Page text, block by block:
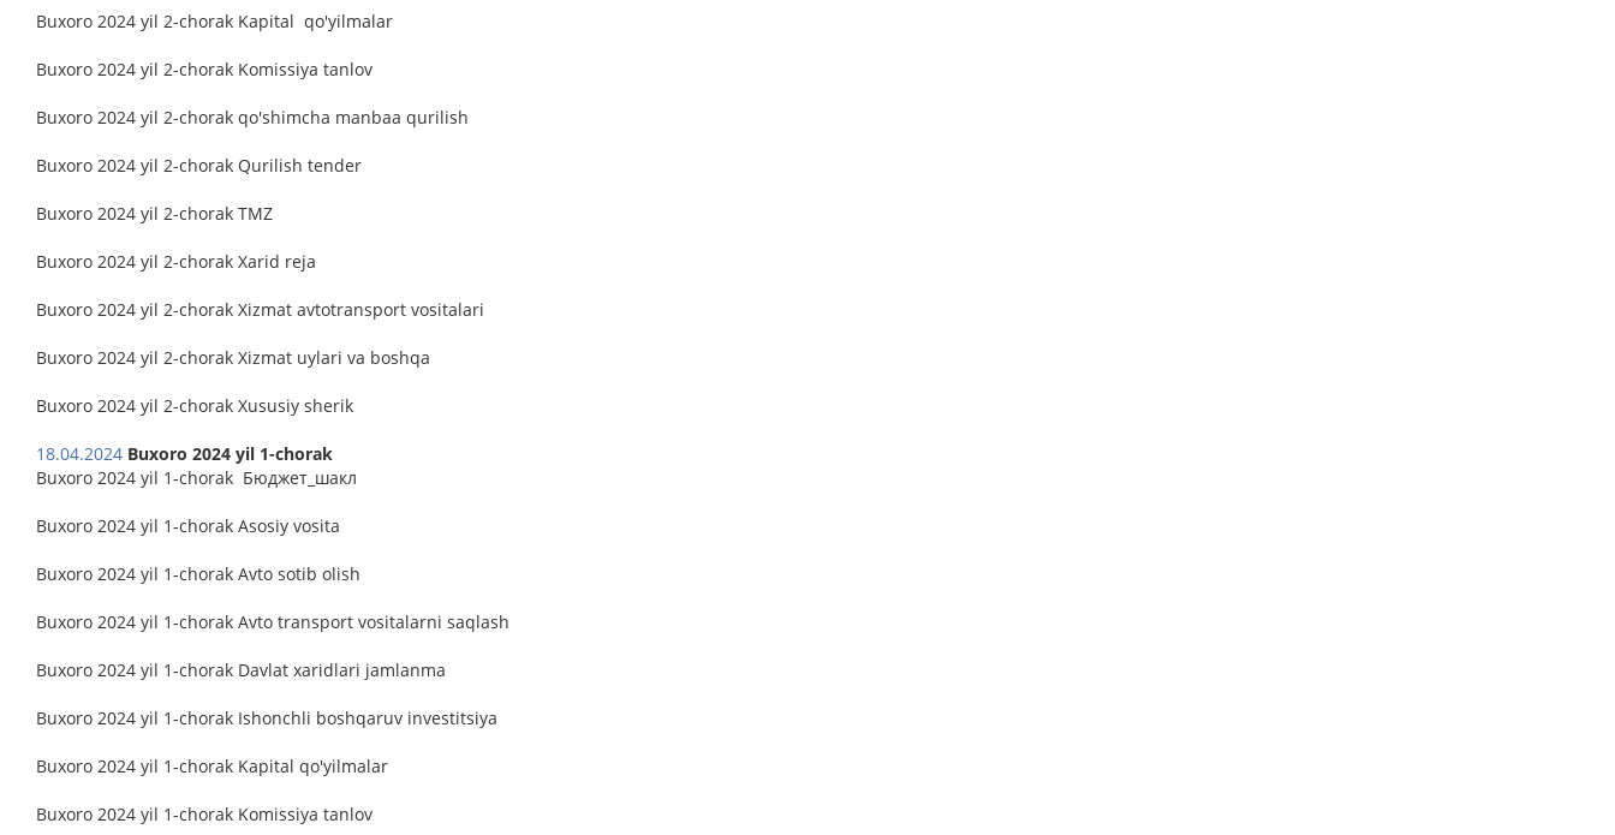
Buxoro 2024 yil 2-chorak Kapital qo'yilmalar
Buxoro 2024 yil 2-chorak Komissiya tanlov
Buxoro 2024 yil 2-chorak qo'shimcha manbaa qurilish
Buxoro 2024 yil 2-chorak Qurilish tender
Buxoro 2024 yil 2-chorak TMZ
Buxoro 2024 yil 2-chorak Xarid reja
Buxoro 2024 yil 2-chorak Xizmat avtotransport vositalari
Buxoro 2024 yil 2-chorak Xizmat uylari va boshqa
Buxoro 2024 yil 2-chorak Xususiy sherik
18.04.2024 Buxoro 2024 yil 1-chorak
Buxoro 2024 yil 1-chorak Бюджет_шакл
Buxoro 2024 yil 1-chorak Asosiy vosita
Buxoro 2024 yil 1-chorak Avto sotib olish
Buxoro 2024 yil 1-chorak Avto transport vositalarni saqlash
Buxoro 2024 yil 1-chorak Davlat xaridlari jamlanma
Buxoro 2024 yil 1-chorak Ishonchli boshqaruv investitsiya
Buxoro 2024 yil 1-chorak Kapital qo'yilmalar
Buxoro 2024 yil 1-chorak Komissiya tanlov